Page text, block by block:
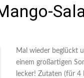
Mal wieder beglückt
einem großartigen
lecker! Zutaten (für 4